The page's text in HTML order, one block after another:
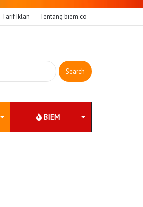
Tarif Iklan Tentang biem.co
Search
for:
BIEM